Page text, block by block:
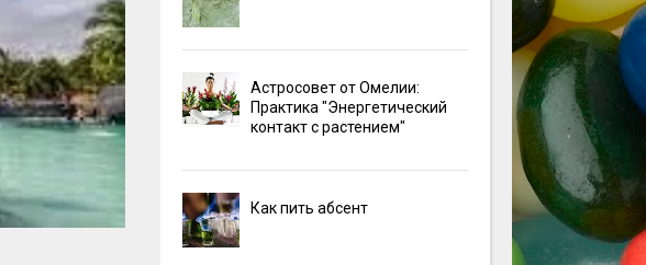
Астросовет от Омелии:
Практика "Энергетический
контакт с растением"
Как пить абсент